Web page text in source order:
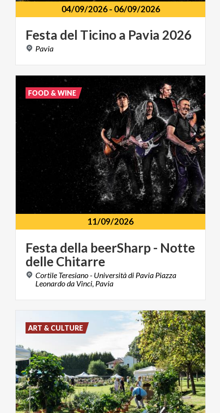
04/09/2026- 06/09/2026
Festa del Ticinoa Pavia 2026
Pavia
11/09/2026
Festa della beerSharp- Notte
delleChitarre
Cortile Teresiano - Università di Pavia Piazza
Leonardo da Vinci, Pavia
FOOD & WINE
ART & CULTURE